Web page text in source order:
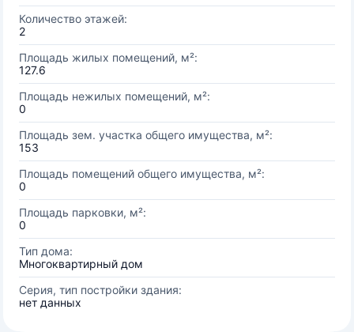
Количество этажей:
2
Площадь жилых помещений, м²:
127.6
Площадь нежилых помещений, м²:
0
Площадь зем. участка общего имущества, м²:
153
Площадь помещений общего имущества, м²:
0
Площадь парковки, м²:
0
Тип дома:
Многоквартирный дом
Серия, тип постройки здания:
нет данных